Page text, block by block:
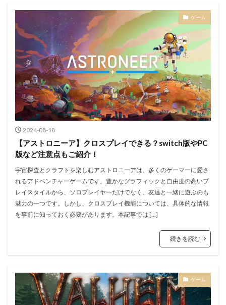
ゲーム
2024-08-18
【アストロニーア】クロスプレイできる？switch版やPC
版など注意点もご紹介！
宇宙探査とクラフトを楽しむアストロニーアは、多くのゲーマーに愛さ
れるアドベンチャーゲームです。豊かなグラフィックと自由度の高いプ
レイスタイルから、ソロプレイヤーだけでなく、友達と一緒に遊ぶのも
魅力の一つです。しかし、クロスプレイ機能については、具体的な情報
を事前に知っておく必要があります。本記事では […]
続きを読む
ゲーム